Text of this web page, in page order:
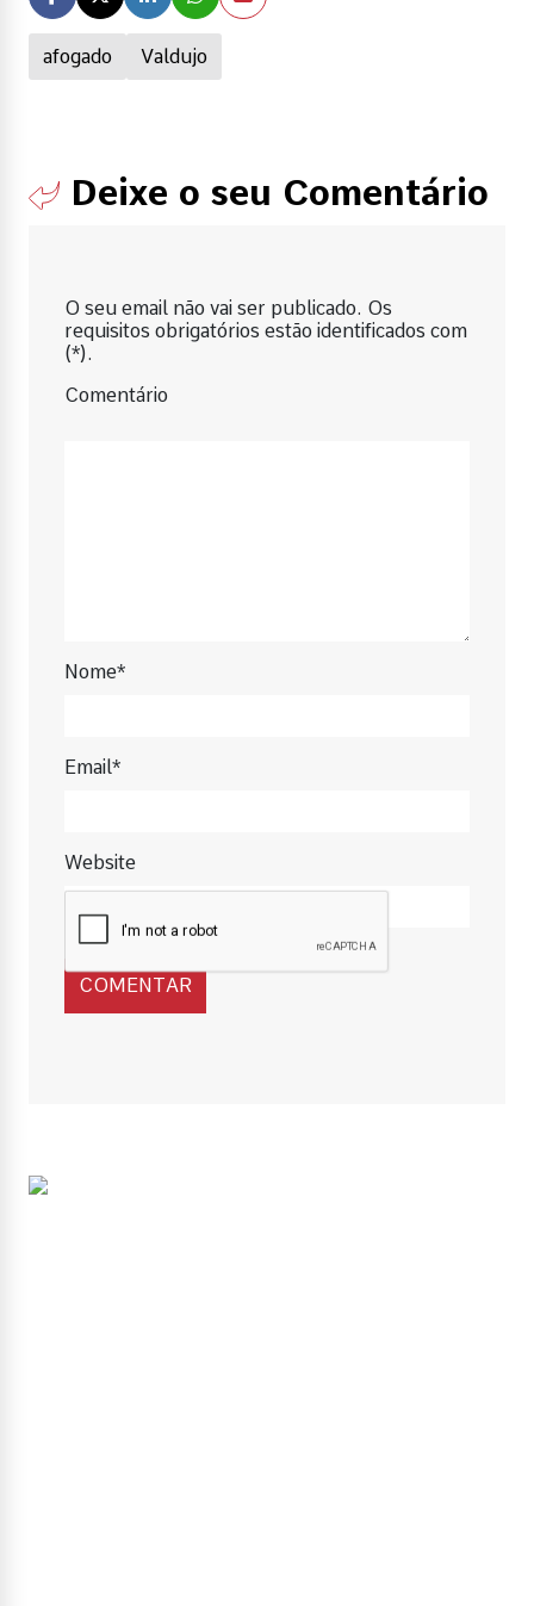
afogado Valdujo
Deixe o seu Comentário
O seu email não vai ser publicado. Os
requisitos obrigatórios estão identificados com
(*).
Comentário
Nome*
Email*
Website